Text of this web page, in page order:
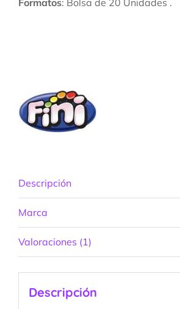
Formatos: Bolsa de 20 Unidades .
Descripción
Marca
Valoraciones (1)
Descripción